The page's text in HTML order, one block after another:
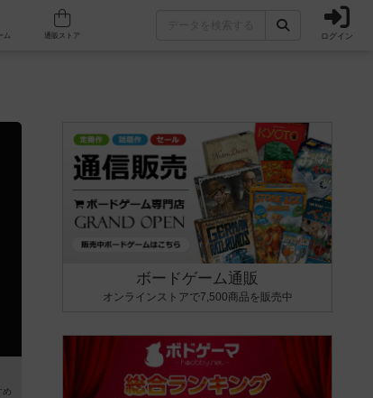
人気ボードゲーム ログイン
め
ボードゲーム通販
オンラインストアで7,500商品を販売中